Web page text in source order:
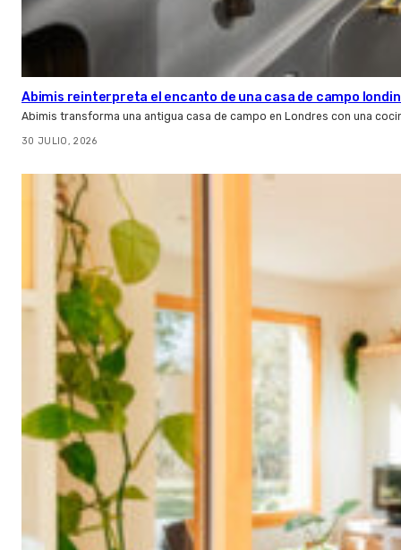
Abimis reinterpreta el encanto de una casa de campo
Abimis transforma una antigua casa de campo en Londres con una
30 JULIO, 2026